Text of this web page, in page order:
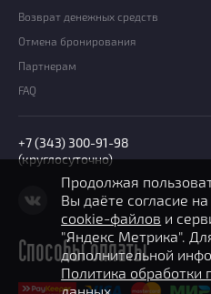
Возврат денежных средств
Отмена бронирования
Партнерам
FAQ
+7 (343) 300-91-98
(круглосуточно)
Способы оплаты
Продолжая
Вы даёте согласие
cookie-файлов и
"Яндекс Метрика".
дополнительной
Политика обработки